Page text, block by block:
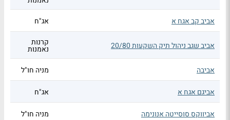
אביב קב אגח א
אג"ח
אביב שגב ניהול תיק השקעות 20/80 קרנות
נאמנות
אביבה
מניה חו"ל
אביגם אגח א אג"ח
אביווקס סוסייטה אנונימה מניה חו"ל